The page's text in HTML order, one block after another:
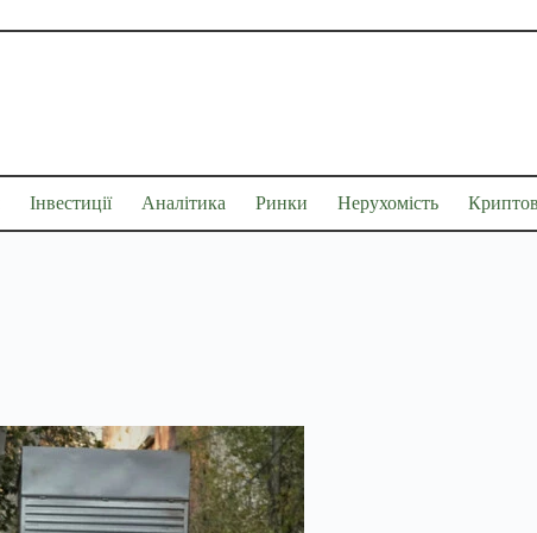
Інвестиції Аналітика Ринки Нерухомість